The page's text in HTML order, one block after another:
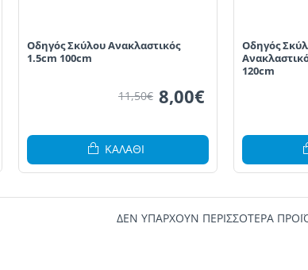
Οδηγός Σκύλου Ανακλαστικός
1.5cm 100cm
8,00€
11,50€
ΚΑΛΆΘΙ
Οδηγός
120cm
ΔΕΝ ΥΠΑΡΧΟΥΝ ΠΕΡΙΣΣΟΤΕΡΑ